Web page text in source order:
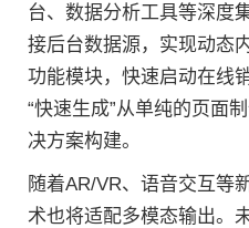
台、数据分析工具等深度
接后台数据源，实现动态
功能模块，快速启动在线
“快速生成”从单纯的页面
决方案构建。
随着AR/VR、语音交互等
术也将适配多模态输出。